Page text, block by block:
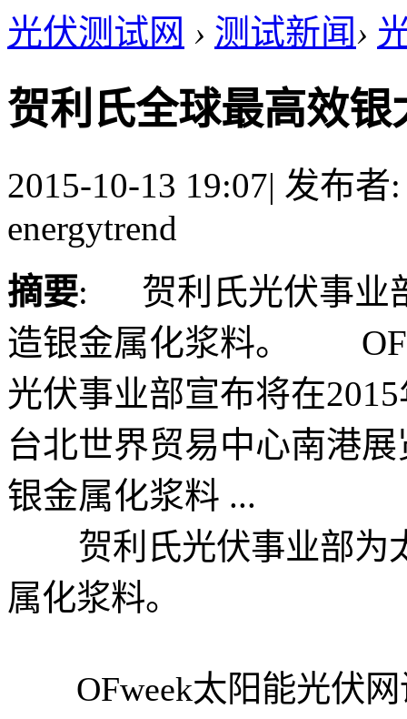
光伏测试网 › 测试新闻›
贺利氏全球最高效
2015-10-13 19:07| 发布者
energytrend
摘要: 贺利氏光伏事业
造银金属化浆料。
光伏事业部宣布将在
台北世界贸易中心南港
银金属化浆料 ...
贺利氏光伏事业部为
属化浆料。
OFweek太阳能光伏网